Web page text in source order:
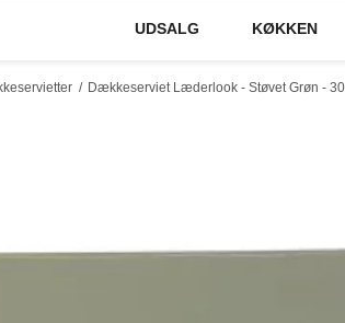
UDSALG KØKKEN
/ Dækkeserviet Læderlook - Støvet Grøn -